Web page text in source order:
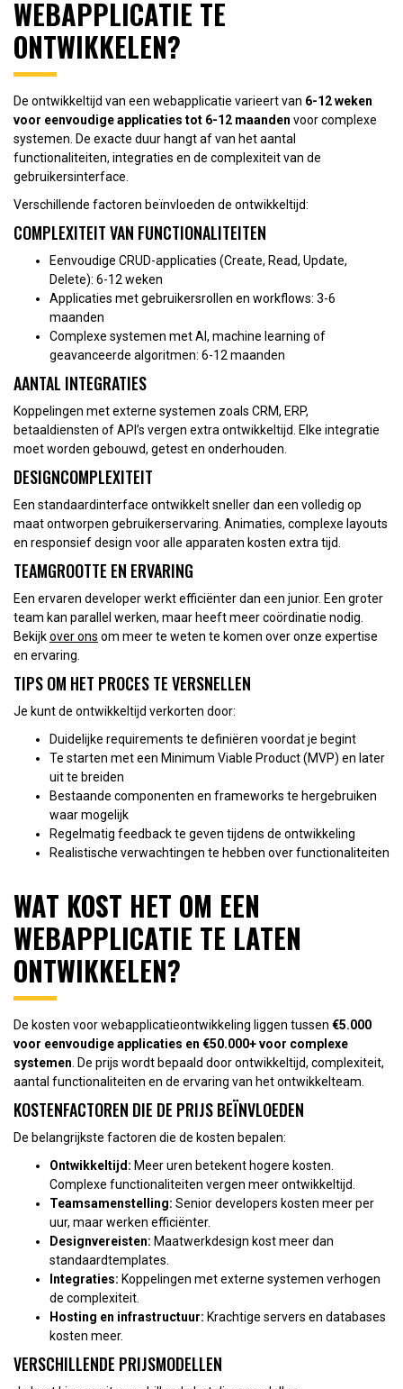
WEBAPPLICATIE TE
ONTWIKKELEN?
De ontwikkeltijd van een webapplicatie varieert van 6-12 weken
voor eenvoudige applicaties tot 6-12 maanden voor complexe
systemen. De exacte duur hangt af van het aantal
functionaliteiten, integraties en de complexiteit van de
gebruikersinterface.
Verschillende factoren beïnvloeden de ontwikkeltijd:
COMPLEXITEIT VAN FUNCTIONALITEITEN
Eenvoudige CRUD-applicaties (Create, Read, Update,
Delete): 6-12 weken
Applicaties met gebruikersrollen en workflows: 3-6
maanden
Complexe systemen met AI, machine learning of
geavanceerde algoritmen: 6-12 maanden
AANTAL INTEGRATIES
Koppelingen met externe systemen zoals CRM, ERP,
betaaldiensten of API’s vergen extra ontwikkeltijd. Elke integratie
moet worden gebouwd, getest en onderhouden.
DESIGNCOMPLEXITEIT
Een standaardinterface ontwikkelt sneller dan een volledig op
maat ontworpen gebruikerservaring. Animaties, complexe layouts
en responsief design voor alle apparaten kosten extra tijd.
TEAMGROOTTE EN ERVARING
Een ervaren developer werkt efficiënter dan een junior. Een groter
team kan parallel werken, maar heeft meer coördinatie nodig.
Bekijkover ons om meer te weten te komen over onze expertise
en ervaring.
TIPS OM HET PROCES TE VERSNELLEN
Je kunt de ontwikkeltijd verkorten door:
Duidelijke requirements te definiëren voordat je begint
Te starten met een Minimum Viable Product (MVP) en later
uit te breiden
Bestaande componenten en frameworks te hergebruiken
waar mogelijk
Regelmatig feedback te geven tijdens de ontwikkeling
Realistische verwachtingen te hebben over functionaliteiten
WAT KOST HET OM EEN
WEBAPPLICATIE TE LATEN
ONTWIKKELEN?
De kosten voor webapplicatieontwikkeling liggen tussen €5.000
voor eenvoudige applicaties en €50.000+ voor complexe
systemen . De prijs wordt bepaald door ontwikkeltijd, complexiteit,
aantal functionaliteiten en de ervaring van het ontwikkelteam.
KOSTENFACTOREN DIE DE PRIJS BEÏNVLOEDEN
De belangrijkste factoren die de kosten bepalen:
Ontwikkeltijd: Meer uren betekent hogere kosten.
Complexe functionaliteiten vergen meer ontwikkeltijd.
Teamsamenstelling: Senior developers kosten meer per
uur, maar werken efficiënter.
Designvereisten: Maatwerkdesign kost meer dan
standaardtemplates.
Integraties: Koppelingen met externe systemen verhogen
de complexiteit.
Hosting en infrastructuur: Krachtige servers en databases
kosten meer.
VERSCHILLENDE PRIJSMODELLEN